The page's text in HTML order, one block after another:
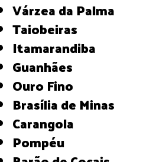
Várzea da Palma
Taiobeiras
Itamarandiba
Guanhães
Ouro Fino
Brasília de Minas
Carangola
Pompéu